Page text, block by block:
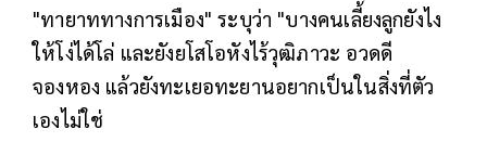
"ทายาททางการเมือง" ระบุว่า "บางคนเลี้ยงลูกยังไง
ให้โง่ได้โล่ และยังยโสโอหังไร้วุฒิภาวะ อวดดี
จองหอง แล้วยังทะเยอทะยานอยากเป็นในสิ่งที่ตัว
เองไม่ใช่